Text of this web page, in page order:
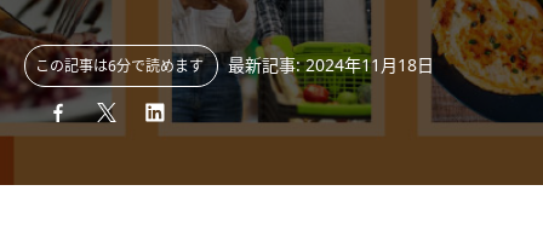
この記事は6分で読めます 最新記事: 2024年11月18日